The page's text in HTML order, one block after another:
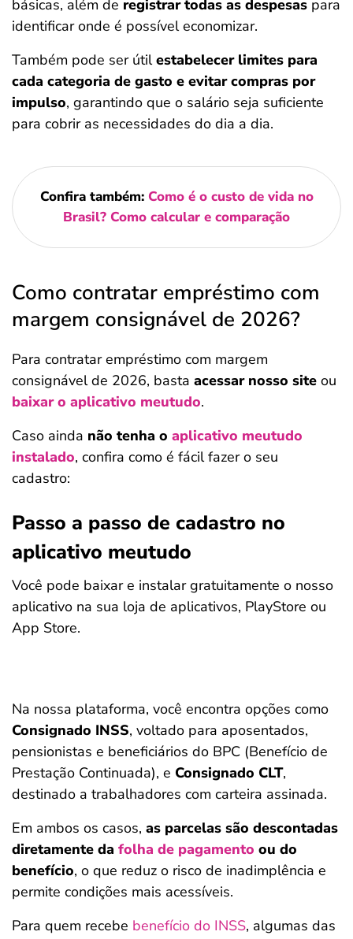
básicas, além de registrar todas as despesas para
identificar onde é possível economizar.
Também pode ser útilestabelecer limites para
cada categoria de gasto e evitar compras por
impulso, garantindo que o salário seja suficiente
para cobrir as necessidades do dia a dia.
Confira também: Como é o custo de vida no
Brasil? Como calcular e comparação
Como contratar empréstimo com
margem consignável de 2026?
Para contratar empréstimo com margem
consignável de 2026, basta acessar nosso site ou
baixar o aplicativo meutudo.
Caso ainda não tenha o aplicativo meutudo
instalado, confira como é fácil fazer o seu
cadastro:
Passo a passo de cadastro no
aplicativo meutudo
Você pode baixar e instalar gratuitamente o nosso
aplicativo na sua loja de aplicativos, PlayStore ou
App Store.
Na nossa plataforma, você encontra opções como
Consignado INSS, voltado para aposentados,
pensionistas e beneficiários do BPC (Benefício de
Prestação Continuada), e Consignado CLT,
destinado a trabalhadores com carteira assinada.
Em ambos os casos, as parcelas são descontadas
diretamente da folha de pagamento ou do
benefício, o que reduz o risco de inadimplência e
permite condições mais acessíveis.
Para quem recebe benefício do INSS, algumas das